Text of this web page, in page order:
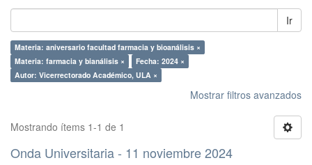
Ir
Materia: aniversario facultad farmacia y bioanálisis ×
Materia: farmacia y bianálisis ×
Fecha: 2024 ×
Autor: Vicerrectorado Académico, ULA ×
Mostrar filtros avanzados
Mostrando ítems 1-1 de 1
Onda Universitaria - 11 noviembre 2024